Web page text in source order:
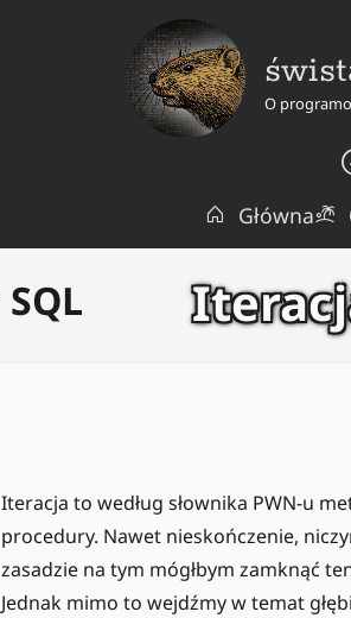
O
Główna
SQL
Iteracja to według słownika PWN-u
procedury. Nawet nieskończenie,
zasadzie na tym mógłbym zamknąć
Jednak mimo to wejdźmy w temat